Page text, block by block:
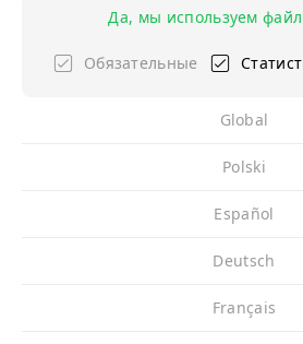
Да, мы используем
Обязательные
Global
Polski
Español
Deutsch
Français